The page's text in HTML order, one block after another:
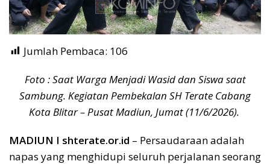
Jumlah Pembaca: 106
Foto : Saat Warga Menjadi Wasid dan Siswa saat
Sambung. Kegiatan Pembekalan SH Terate Cabang
Kota Blitar – Pusat Madiun, Jumat (11/6/2026).
MADIUN I shterate.or.id – Persaudaraan adalah
napas yang menghidupi seluruh perjalanan seorang